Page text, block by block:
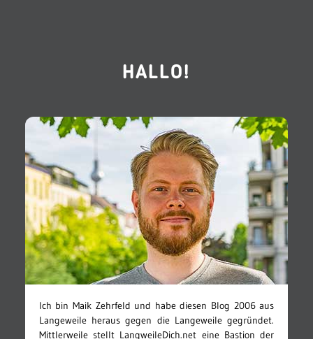
HALLO!
Ich bin Maik Zehrfeld und habe diesen Blog 2006 aus
Langeweile heraus gegen die Langeweile gegründet.
Mittlerweile stellt LangweileDich.net eine Bastion der